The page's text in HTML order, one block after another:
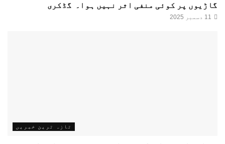
گاڑیوں پر کوئی منفی اثر نہیں ہوا۔ گڈکری
تازہ ترین خبریں